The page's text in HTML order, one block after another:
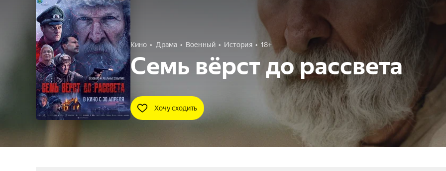
Кино Драма Военный История 18+
Семь вёрст до рассвета
Хочу сходить